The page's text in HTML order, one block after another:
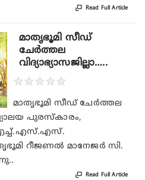
 Read Full Article
മാതൃഭൂമി സീഡ്
ചേർത്തല
വിദ്യാഭ്യാസജില്ലാ…..
★★★★★
മാതൃഭൂമി സീഡ് ചേർത്തല
പുരസ്കാരം,
റീജണൽ മാനേജർ സി.
 Read Full Article